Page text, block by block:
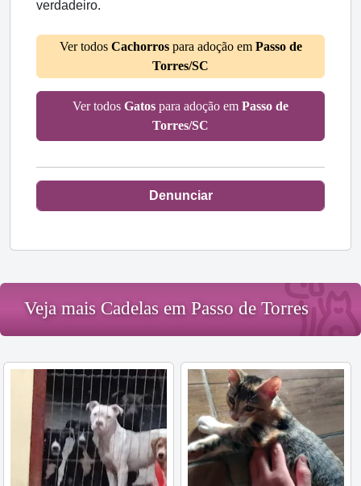
verdadeiro.
Ver todos Cachorrospara adoção em Passo de
Torres/SC
Ver todos Gatos para adoção em Passo de
Torres/SC
Denunciar
Veja mais Cadelas em Passo de Torres